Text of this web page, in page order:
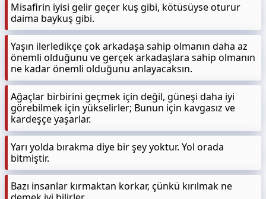
Misafirin iyisi gelir geçer kuş gibi, kötüsüyse oturur
daima baykuş gibi.
Yaşın ilerledikçe çok arkadaşa sahip olmanın daha az
önemli olduğunu ve gerçek arkadaşlara sahip olmanın
ne kadar önemli olduğunu anlayacaksın.
Ağaçlar birbirini geçmek için değil, güneşi daha iyi
görebilmek için yükselirler; Bunun için kavgasız ve
kardeşçe yaşarlar.
Yarı yolda bırakma diye bir şey yoktur. Yol orada
bitmiştir.
Bazı insanlar kırmaktan korkar, çünkü kırılmak ne